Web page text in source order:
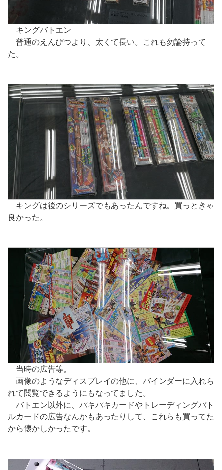
キングバトエン
普通のえんぴつより、太くて長い。これも勿論持って
た。
キングは後のシリーズでもあったんですね。買っときゃ
良かった。
当時の広告等。
画像のようなディスプレイの他に、バインダーに入れら
れて閲覧できるようにもなってました。
バトエン以外に、パキパキカードやトレーディングバト
ルカードの広告なんかもあったりして、これらも買ってた
から懐かしかったです。